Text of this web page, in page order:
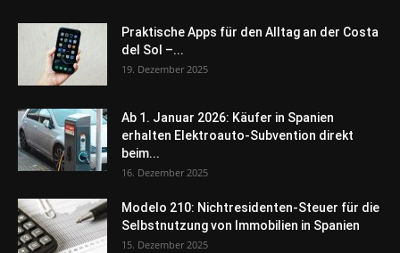
Praktische Apps für den Alltag an der Costa
del Sol –...
19. Dezember 2025
Ab 1. Januar 2026: Käufer in Spanien
erhalten Elektroauto-Subvention direkt
beim...
16. Dezember 2025
Modelo 210: Nichtresidenten-Steuer für die
Selbstnutzung von Immobilien in Spanien
15. Dezember 2025